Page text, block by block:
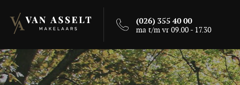
(026) 355 40 00
ma t/m vr 09.00 - 17.30